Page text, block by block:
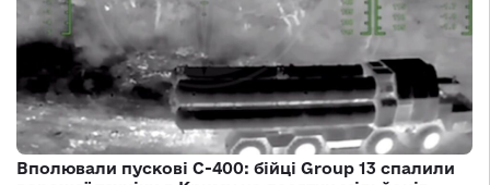
Вполювали пускові С-400: бійці Group 13 спалили